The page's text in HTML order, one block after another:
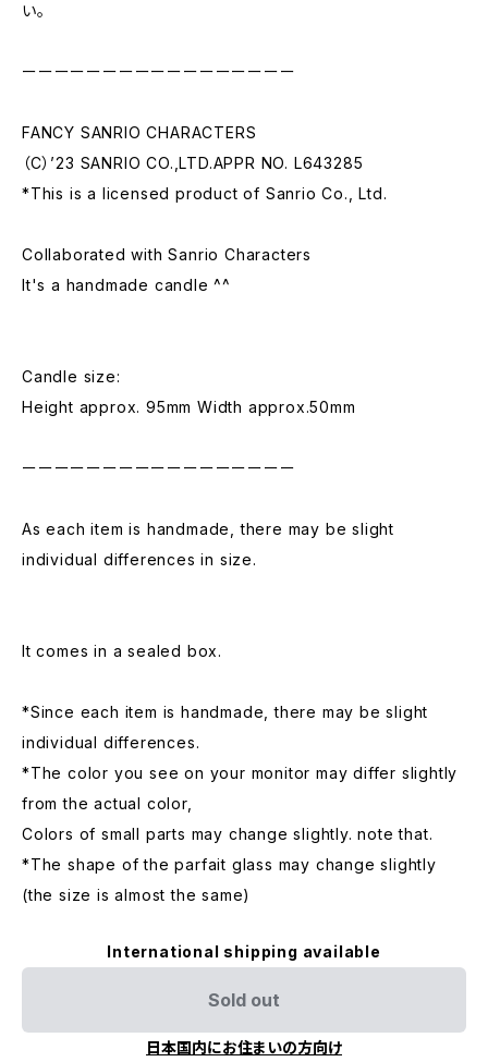
い。
ーーーーーーーーーーーーーーーーー
FANCY SANRIO CHARACTERS
（C）’23 SANRIO CO.,LTD.APPR NO. L643285
*This is a licensed product of Sanrio Co., Ltd.
Collaborated with Sanrio Characters
It's a handmade candle ^^
Candle size:
Height approx. 95mm Width approx.50mm
ーーーーーーーーーーーーーーーーー
As each item is handmade, there may be slight
individual differences in size.
It comes in a sealed box.
*Since each item is handmade, there may be slight
individual differences.
*The color you see on your monitor may differ slightly
from the actual color,
Colors of small parts may change slightly. note that.
*The shape of the parfait glass may change slightly
(the size is almost the same)
International shipping available
Sold out
日本国内にお住まいの方向け